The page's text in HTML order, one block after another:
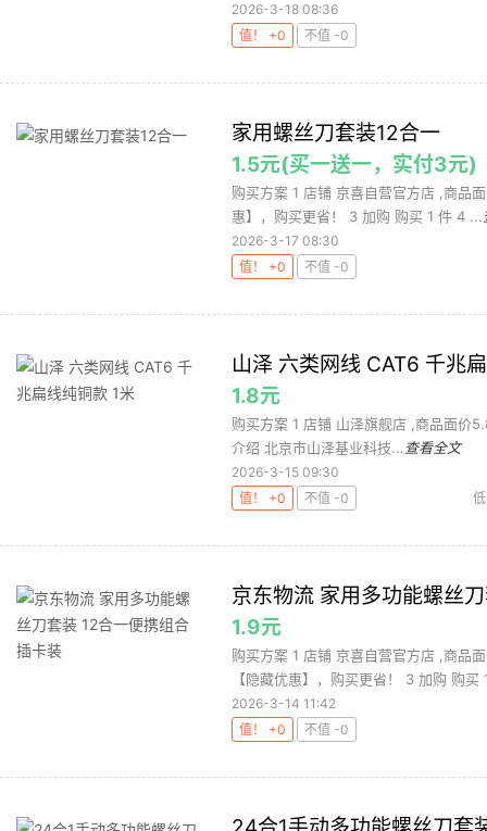
2026-3-18 08:36
值！ +0
不值 -0
家用螺丝刀套装12合一
1.5元(买一送一，实付3元)
购买方案 1 店铺 京喜自营官方店 ,商品
惠】，购买更省！ 3 加购 购买 1 件 4 ...
2026-3-17 08:30
值！ +0
不值 -0
山泽 六类网线 CAT6 千兆
1.8元
购买方案 1 店铺 山泽旗舰店 ,商品面价
介绍 北京市山泽基业科技... 查看全文
2026-3-15 09:30
值！ +0
不值 -0
京东物流 家用多功能螺丝
1.9元
购买方案 1 店铺 京喜自营官方店 ,商品
【隐藏优惠】，购买更省！ 3 加购 购买
2026-3-14 11:42
值！ +0
不值 -0